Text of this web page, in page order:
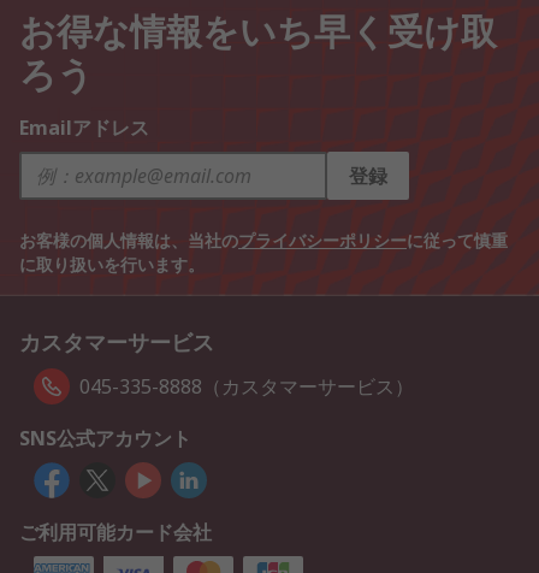
お得な情報をいち早く受け取
ろう
Emailアドレス
登録
お客様の個人情報は、当社のプライバシーポリシーに従って慎重
に取り扱いを行います。
カスタマーサービス
045-335-8888（カスタマーサービス）
SNS公式アカウント
ご利用可能カード会社